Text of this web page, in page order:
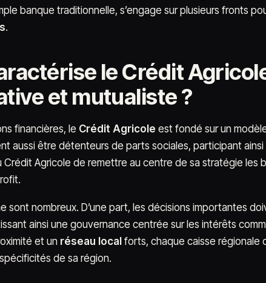
banque traditionnelle, s’engage sur plusieurs fronts
.
le Crédit
et mutualiste ?
financières, le Crédit Agricole est fondé sur un
aussi être détenteurs de parts sociales, participant
Crédit Agricole de remettre au centre de sa stratégie les
sont nombreux. D’une part, les décisions importantes
ainsi une gouvernance centrée sur les intérêts
et un réseau local forts, chaque caisse régionale
de sa région.